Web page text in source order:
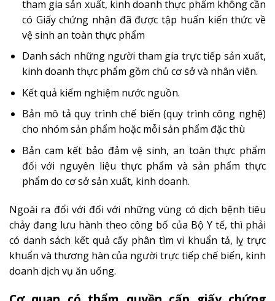
tham gia sản xuất, kinh doanh thực phẩm không cần
có Giấy chứng nhận đã được tập huấn kiến thức về
vệ sinh an toàn thực phẩm
Danh sách những người tham gia trực tiếp sản xuất,
kinh doanh thực phẩm gồm chủ cơ sở và nhân viên.
Kết quả kiểm nghiệm nước nguồn.
Bản mô tả quy trình chế biến (quy trình công nghệ)
cho nhóm sản phẩm hoặc mỗi sản phẩm đặc thù
Bản cam kết bảo đảm vệ sinh, an toàn thực phẩm
đối với nguyên liệu thực phẩm và sản phẩm thực
phẩm do cơ sở sản xuất, kinh doanh.
Ngoài ra đổi với đối với những vùng có dịch bệnh tiêu
chảy đang lưu hành theo công bố của Bộ Y tế, thì phải
có danh sách kết quả cấy phân tìm vi khuẩn tả, lỵ trực
khuẩn và thương hàn của người trực tiếp chế biến, kinh
doanh dịch vụ ăn uống.